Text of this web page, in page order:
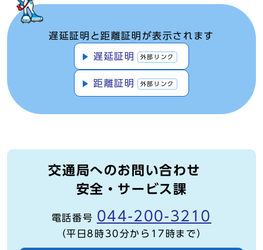
遅延証明と距離証明が表示されます
遅延証明 外部リンク
距離証明 外部リンク
交通局へのお問い合わせ
安全・サービス課
電話番号 044-200-3210
（平日8時30分から17時まで）